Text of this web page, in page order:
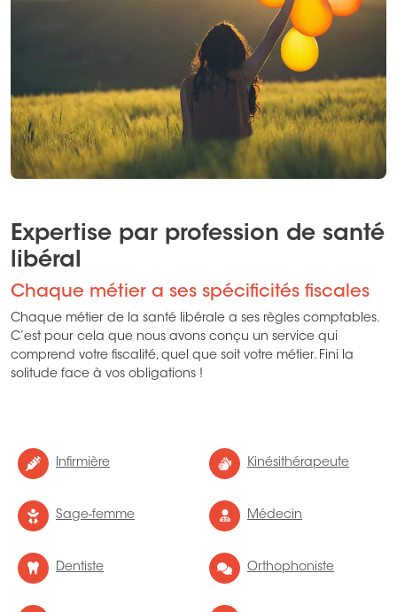
Expertise par profession de santé
libéral
Chaque métier a ses spécificités fiscales
Chaque métier de la santé libérale a ses règles comptables.
C’est pour cela que nous avons conçu un service qui
comprend votre fiscalité, quel que soit votre métier. Fini la
solitude face à vos obligations !
Infirmière Kinésithérapeute
Sage-femme Médecin
Dentiste Orthophoniste